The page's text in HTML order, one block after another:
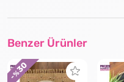
Benzer Ürünler
- %
30